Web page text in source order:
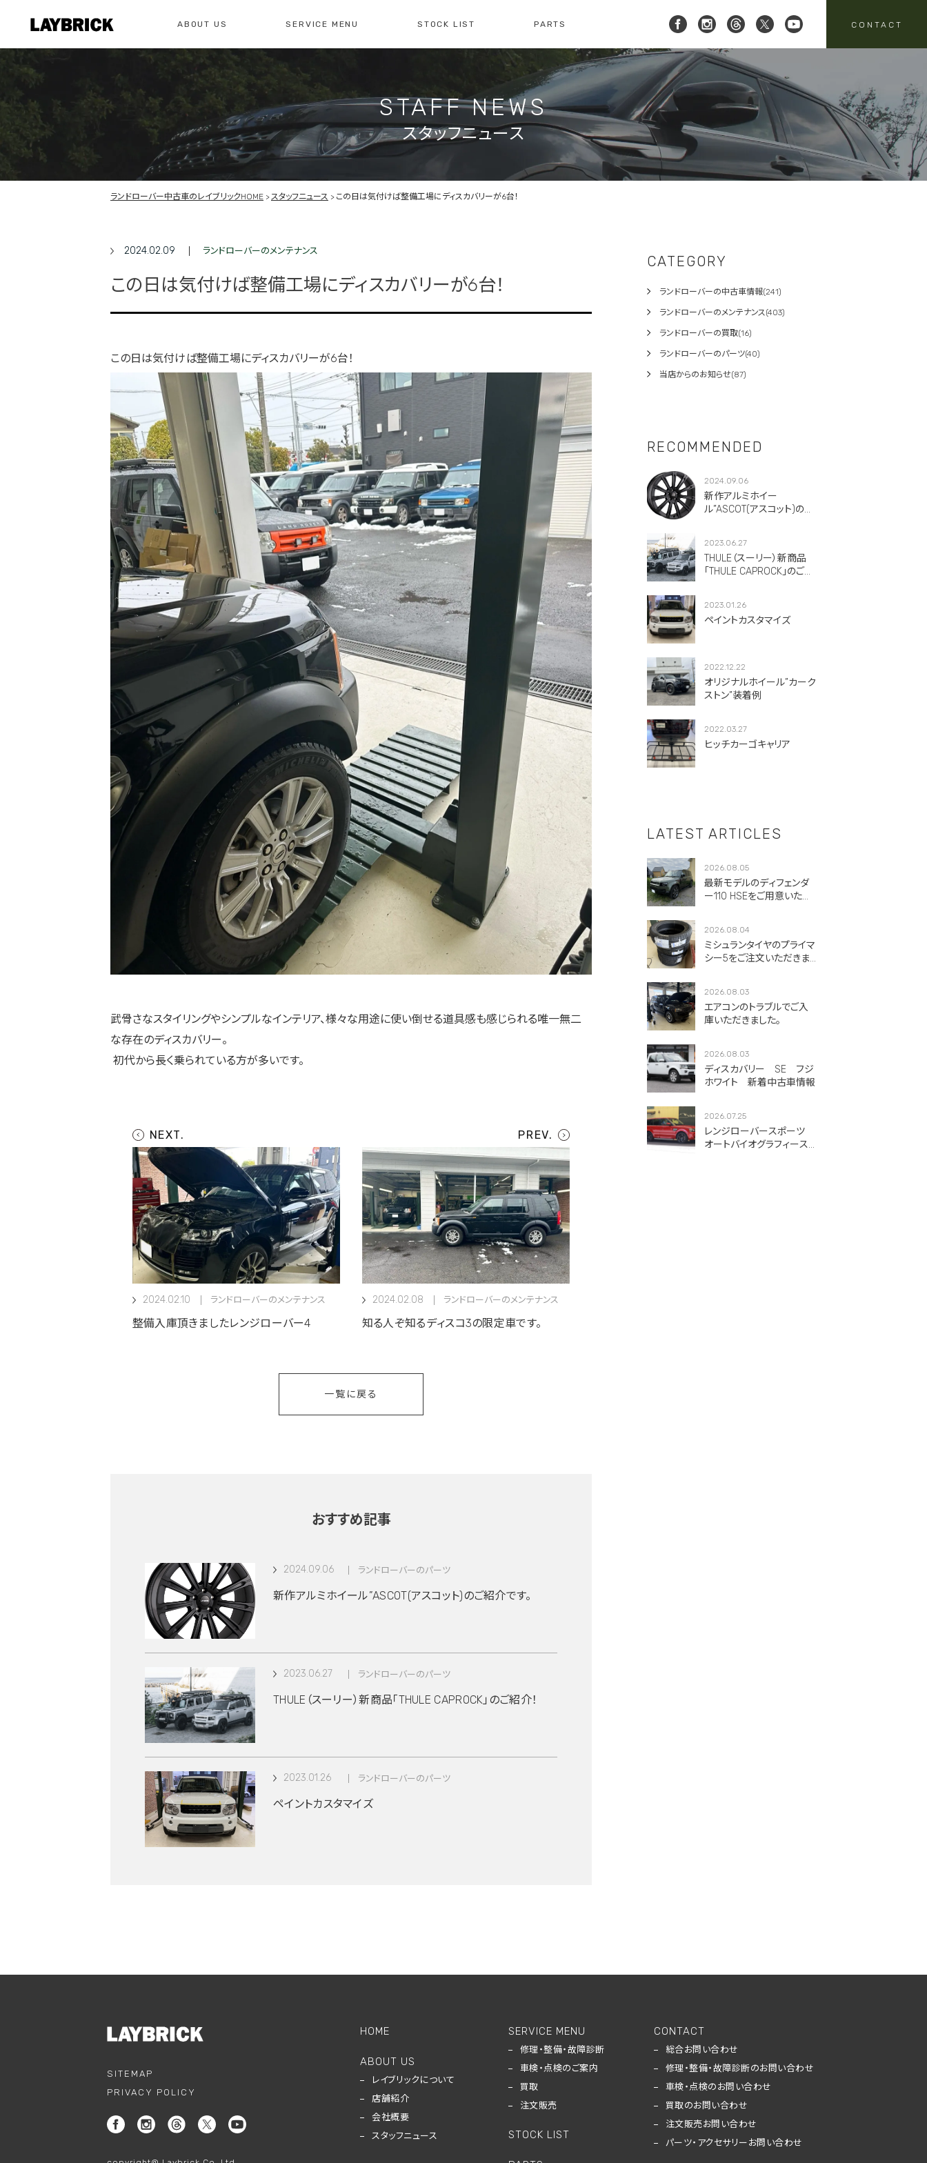
ABOUT US
私たちについて レイブリックについて 店舗紹介 会社概要 スタッフニュース
SERVICE MENU
サービスメニュー 修理・整備・故障診断 車検・点検のご案内 注文販売 買取
STOCK LIST PARTS CONTACT
お問い合わせ 0561-61-3930
10:00-19:00
[ レイブリック三郷店 ]
048-951-4136
10:00-18:00 定休日:水曜日
総合お問い合わせ
お問い合わせ
お問い合わせ
買取のお問い合わせ 注文販売のお問い合わせ
パーツ・アクセサリーの
お問い合わせ
STAFF NEWS
スタッフニュース
ランドローバー中古車のレイブリックHOME スタッフニュース この日は気付けば整備工場にディスカバリーが6台！
2024.02.09 ランドローバーのメンテナンス
この日は気付けば整備工場にディスカバリーが6台！
この日は気付けば整備工場にディスカバリーが6台！
武骨さなスタイリングやシンプルなインテリア、様々な用途に使い倒せる道具感も感じられる唯一無二
な存在のディスカバリー。
初代から長く乗られている方が多いです。
2024.02.10 ランドローバーのメンテナンス
整備入庫頂きましたレンジローバー4
2024.02.08 ランドローバーのメンテナンス
知る人ぞ知るディスコ3の限定車です。
一覧に戻る
おすすめ記事
2024.09.06 ランドローバーのパーツ
新作アルミホイール”ASCOT(アスコット)のご紹介です。
2023.06.27 ランドローバーのパーツ
THULE（スーリー）新商品「THULE CAPROCK」のご紹介！
2023.01.26 ランドローバーのパーツ
ペイントカスタマイズ
CATEGORY
ランドローバーの中古車情報(241)
ランドローバーのメンテナンス(403)
ランドローバーの買取(16)
ランドローバーのパーツ(40)
当店からのお知らせ(87)
RECOMMENDED
2024.09.06
新作アルミホイー
ル”ASCOT(アスコット)のご
2023.06.27
THULE（スーリー）新商品
「THULE CAPROCK」のご紹
2023.01.26
ペイントカスタマイズ
2022.12.22
オリジナルホイール”カーク
ストン”装着例
2022.03.27
ヒッチカーゴキャリア
LATEST ARTICLES
2026.08.05
最新モデルのディフェンダ
ー110 HSEをご用意いただ
2026.08.04
ミシュランタイヤのプライマ
シー5をご注文いただきま
2026.08.03
エアコンのトラブルでご入
庫いただきました。
2026.08.03
ディスカバリー SE フジ
ホワイト 新着中古車情報
2026.07.25
レンジローバースポーツ
オートバイオグラフィース
HOME
ABOUT US
レイブリックについて
店舗紹介
会社概要
スタッフニュース
SERVICE MENU
修理・整備・故障診断
車検・点検のご案内
買取
注文販売
STOCK LIST
CONTACT
総合お問い合わせ
修理・整備・故障診断のお問い合わせ
車検・点検のお問い合わせ
買取のお問い合わせ
注文販売お問い合わせ
パーツ・アクセサリーお問い合わせ
SITEMAP
PRIVACY POLICY